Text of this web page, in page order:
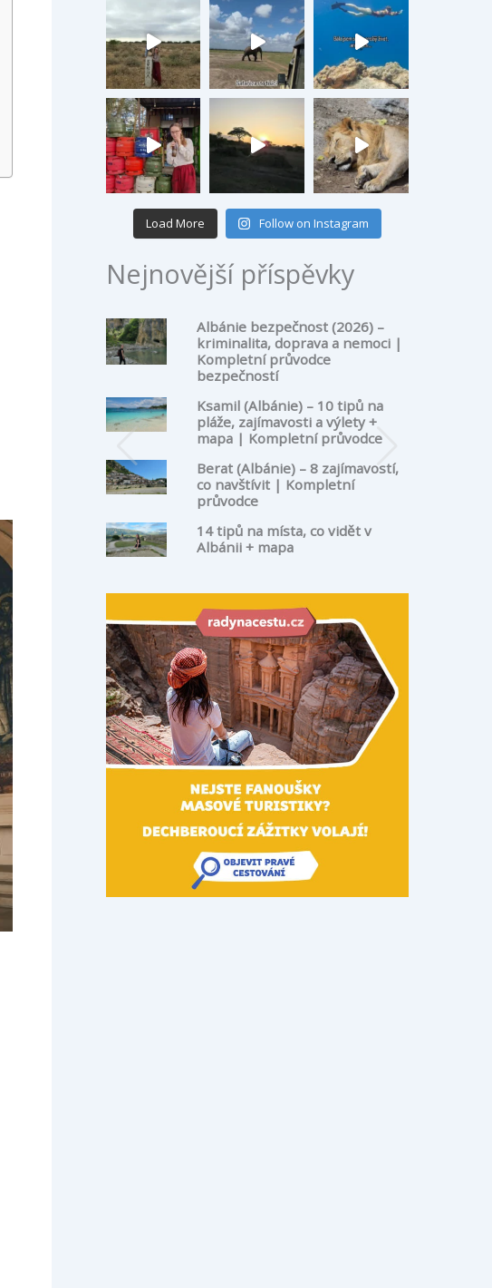
Load More Follow on Instagram
Nejnovější příspěvky
Albánie bezpečnost (2026) –
kriminalita, doprava a nemoci |
Kompletní průvodce
bezpečností
Ksamil (Albánie) – 10 tipů na
pláže, zajímavosti a výlety +
mapa | Kompletní průvodce
Berat (Albánie) – 8 zajímavostí,
co navštívit | Kompletní
průvodce
14 tipů na místa, co vidět v
Albánii + mapa